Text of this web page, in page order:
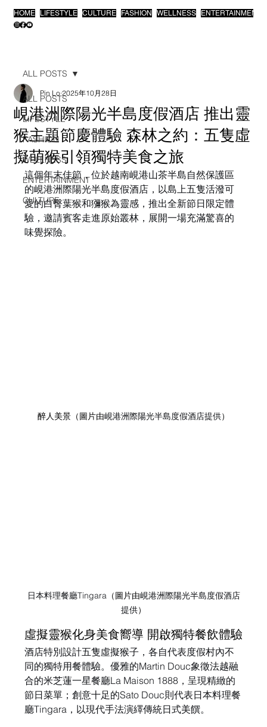
HOME LIFESTYLE CULTURE FASHION WELLNESS ENTERTAINMENT
ALL POSTS
LIFESTYLE
FASHION
WELLNESS
ENTERTAINMENT
CULTURE
ALL POSTS
峴港洲際陽光半島度假酒店 推出靈
猴主題節慶體驗 森林之約：五隻虛
擬萌猴引領獨特美食之旅
Pin Lo 2025年10月28日
這個年末佳節，位於越南峴港山茶半島自然保護區
的峴港洲際陽光半島度假酒店，以島上五隻活潑可
愛的白臀葉猴和獼猴為靈感，推出全新節日限定體
驗，邀請賓客走進原始叢林，展開一場充滿驚喜的
味覺探險。
醉人美景（圖片由峴港洲際陽光半島度假酒店提供）
日本料理餐廳Tingara（圖片由峴港洲際陽光半島度假酒店
提供）
虛擬靈猴化身美食嚮導 開啟獨特餐飲體驗
酒店特別設計五隻虛擬猴子，各自代表度假村內不
同的獨特用餐體驗。優雅的Martin Douc象徵法越融
合的米芝蓮一星餐廳La Maison 1888，呈現精緻的
節日菜單；創意十足的Sato Douc則代表日本料理餐
廳Tingara，以現代手法演繹傳統日式美饌。